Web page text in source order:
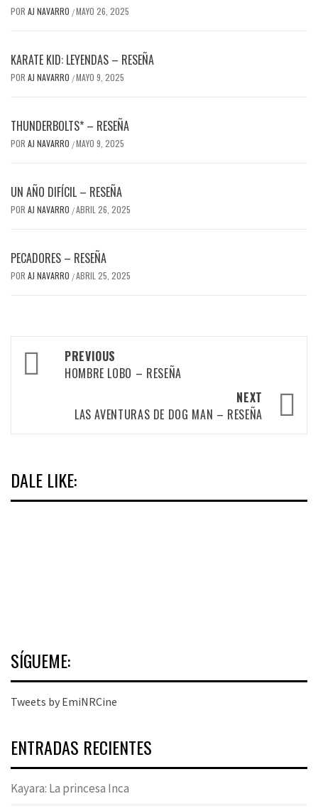
POR AJ NAVARRO /MAYO 26, 2025
KARATE KID: LEYENDAS – RESEÑA
POR AJ NAVARRO /MAYO 9, 2025
THUNDERBOLTS* – RESEÑA
POR AJ NAVARRO /MAYO 9, 2025
UN AÑO DIFÍCIL – RESEÑA
POR AJ NAVARRO /ABRIL 26, 2025
PECADORES – RESEÑA
POR AJ NAVARRO /ABRIL 25, 2025
Post
navigation
PREVIOUS
HOMBRE LOBO – RESEÑA
NEXT
LAS AVENTURAS DE DOG MAN – RESEÑA
DALE LIKE:
SÍGUEME:
Tweets by EmiNRCine
ENTRADAS RECIENTES
Kayara: La princesa Inca